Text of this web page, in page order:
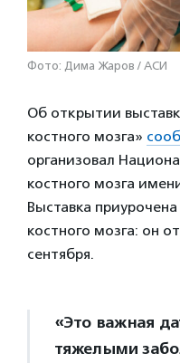
Фото: Дима Жаров / АСИ
Об открытии
костного мозга»
организовал
костного мозга
Выставка
костного мозга: он
сентября.
«Это важная
тяжелыми